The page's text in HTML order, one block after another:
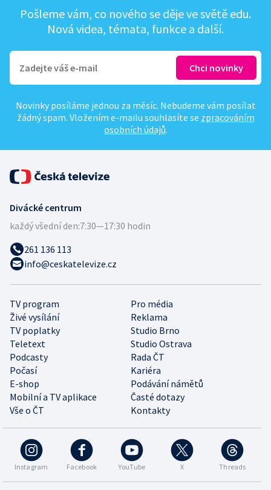
Pošleme vám, co nového se děje ve světě edu.
Nová videa, témata, funkce a další.
Novinky posíláme jednou za měsíc. Nebudeme vám posílat
žádný spam. Vložením e-mailu souhlasíte se zpracováním
osobních údajů.